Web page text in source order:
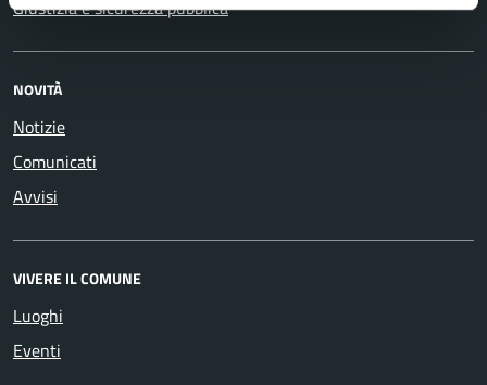
Giustizia e sicurezza pubblica
NOVITÀ
Notizie
Comunicati
Avvisi
VIVERE IL COMUNE
Luoghi
Eventi